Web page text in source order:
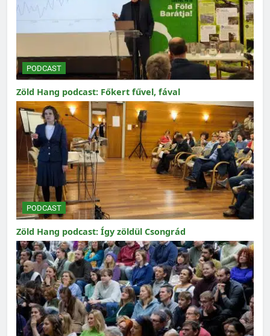
PODCAST
Zöld Hang podcast: Főkert fűvel, fával
PODCAST
Zöld Hang podcast: Így zöldül Csongrád